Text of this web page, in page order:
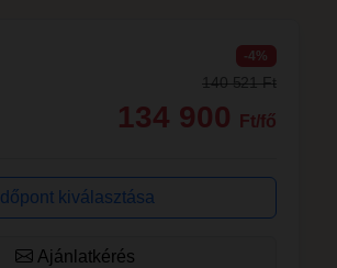
-4%
140 521 Ft
134 900 Ft/fő
Időpont kiválasztása
Ajánlatkérés